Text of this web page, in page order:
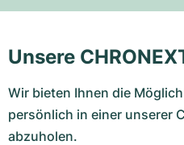
Unsere
Wir bieten Ihnen die
persönlich in einer unserer
abzuholen.